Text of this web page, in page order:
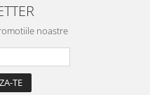
noastre